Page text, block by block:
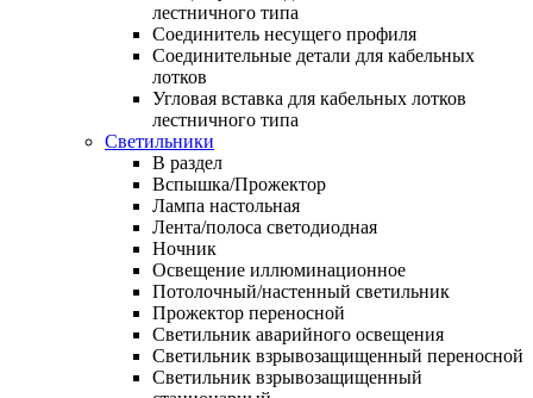
лестничного типа
Соединитель несущего профиля
Соединительные детали для кабельных
лотков
Угловая вставка для кабельных лотков
лестничного типа
Светильники
В раздел
Вспышка/Прожектор
Лампа настольная
Лента/полоса светодиодная
Ночник
Освещение иллюминационное
Потолочный/настенный светильник
Прожектор переносной
Светильник аварийного освещения
Светильник взрывозащищенный переносной
Светильник взрывозащищенный